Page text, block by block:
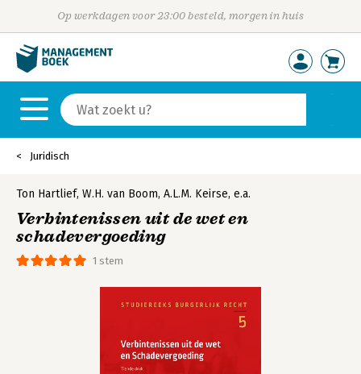
Op werkdagen voor 23:00 besteld, morgen in huis
Juridisch
1 stem
Ton Hartlief, W.H. van Boom, A.L.M. Keirse, e.a.
Verbintenissen uit de wet en
schadevergoeding